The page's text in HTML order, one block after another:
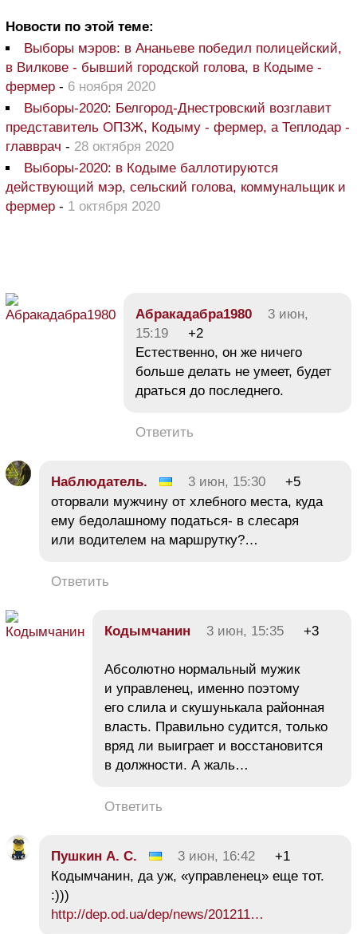
Новости по этой теме:
Выборы мэров: в Ананьеве победил полицейский,
в Вилкове - бывший городской голова, в Кодыме -
фермер - 6 ноября 2020
Выборы-2020: Белгород-Днестровский возглавит
представитель ОПЗЖ, Кодыму - фермер, а Теплодар -
главврач - 28 октября 2020
Выборы-2020: в Кодыме баллотируются
действующий мэр, сельский голова, коммунальщик и
фермер - 1 октября 2020
Абракадабра1980
3 июн,
15:19
+2
Естественно, он же ничего
больше делать не умеет, будет
драться до последнего.
Ответить
Наблюдатель. 3 июн, 15:30
+5
оторвали мужчину от хлебного места, куда
ему бедолашному податься- в слесаря
или водителем на маршрутку?…
Ответить
Кодымчанин 3 июн, 15:35 +3
Абсолютно нормальный мужик
и управленец, именно поэтому
его слила и скушунькала районная
власть. Правильно судится, только
вряд ли выиграет и восстановится
в должности. А жаль…
Ответить
Пушкин А. С. 3 июн, 16:42
+1
Кодымчанин, да уж, «управленец» еще тот.
:)))
http://dep.od.ua/dep/news/201211…